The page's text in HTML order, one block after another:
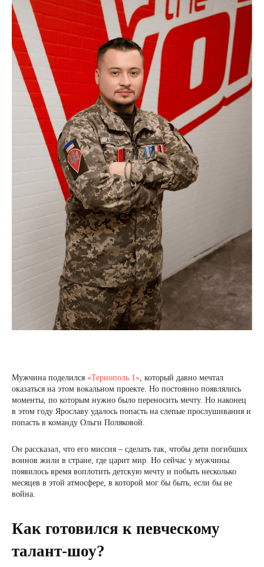
Мужчина поделился «Тернополь 1», который давно мечтал
оказаться на этом вокальном проекте. Но постоянно появлялись
моменты, по которым нужно было переносить мечту. Но наконец
в этом году Ярославу удалось попасть на слепые прослушивания и
попасть в команду Ольги Поляковой.
Он рассказал, что его миссия – сделать так, чтобы дети погибших
воинов жили в стране, где царит мир. Но сейчас у мужчины
появилось время воплотить детскую мечту и побыть несколько
месяцев в этой атмосфере, в которой мог бы быть, если бы не
война.
Как готовился к певческому
талант-шоу?